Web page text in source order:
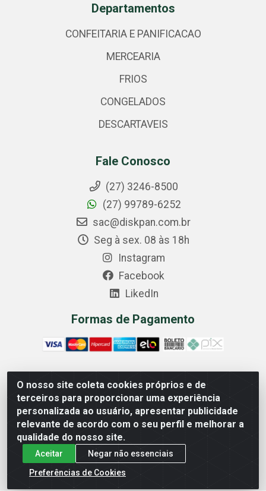
O nosso site coleta cookies próprios e de
terceiros para proporcionar uma experiência
personalizada ao usuário, apresentar publicidade
relevante de acordo com o seu perfil e melhorar a
qualidade do nosso site.
Aceitar
Negar não essenciais
Preferências de Cookies
Departamentos
CONFEITARIA E PANIFICACAO
MERCEARIA
FRIOS
CONGELADOS
DESCARTAVEIS
Fale Conosco
(27) 3246-8500
(27) 99789-6252
sac@diskpan.com.br
Seg à sex. 08 às 18h
Instagram
Facebook
LikedIn
Formas de Pagamento
Comercial Diskpan Ltda - Av. Fernando Antonio, 1911 -
Sotelandia, Cariacica/ES - CEP 29140-669 - CNPJ
02.691.482/0001-07